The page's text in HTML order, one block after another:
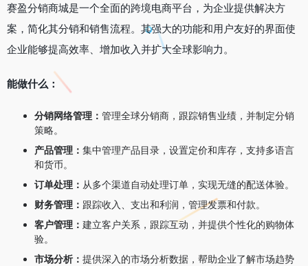
赛盈分销商城是一个全面的跨境电商平台，为企业提供解决方
案，简化其分销和销售流程。其强大的功能和用户友好的界面使
企业能够提高效率、增加收入并扩大全球影响力。
能做什么：
分销网络管理： 管理全球分销商，跟踪销售业绩，并制定分销
策略。
产品管理： 集中管理产品目录，设置定价和库存，支持多语言
和货币。
订单处理： 从多个渠道自动处理订单，实现无缝的配送体验。
财务管理： 跟踪收入、支出和利润，管理发票和付款。
客户管理： 建立客户关系，跟踪互动，并提供个性化的购物体
验。
市场分析： 提供深入的市场分析数据，帮助企业了解市场趋势